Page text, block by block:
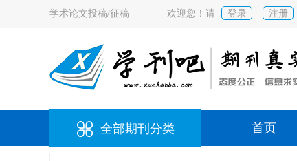
学术论文投稿/征稿 欢迎您！请 登录 注册
全部期刊分类 首页